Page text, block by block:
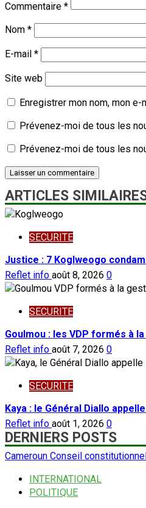
Commentaire *
Nom *
E-mail *
Site web
Enregistrer mon nom, mon
Prévenez-moi de tous les
Prévenez-moi de tous les
ARTICLES
SECURITE
Justice : 7 Koglweogo
Reflet info août 8, 2026 0
SECURITE
Goulmou : les VDP formés à
Reflet info août 7, 2026 0
SECURITE
Kaya : le Général Diallo
Reflet info août 1, 2026 0
DERNIERS POSTS
Cameroun Conseil
INTERNATIONAL
POLITIQUE